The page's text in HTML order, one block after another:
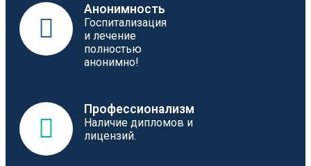
Анонимность
Госпитализация
и лечение
полностью
анонимно!
Профессионализм
Наличие дипломов и
лицензий.